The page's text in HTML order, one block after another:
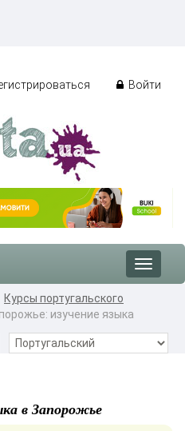
Войти
Toggle
Курсы португальского
изучение языка
в Запорожье